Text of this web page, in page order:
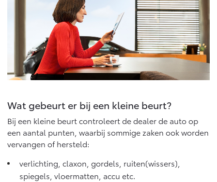
Vanaf € 46.301,- Vanaf € 56.570,-
Land Cruiser (excl. BTW)
Vanaf € 89.986,-
Wat gebeurt er bij een kleine beurt?
Bij een kleine beurt controleert de dealer de auto op
een aantal punten, waarbij sommige zaken ook worden
vervangen of hersteld:
verlichting, claxon, gordels, ruiten(wissers),
spiegels, vloermatten, accu etc.